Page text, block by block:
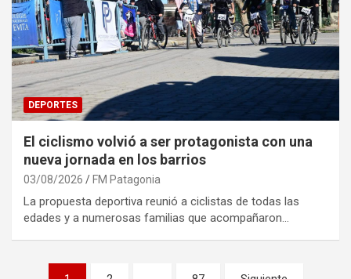
DEPORTES
El ciclismo volvió a ser protagonista con una
nueva jornada en los barrios
03/08/2026 FM Patagonia
La propuesta deportiva reunió a ciclistas de todas las
edades y a numerosas familias que acompañaron…